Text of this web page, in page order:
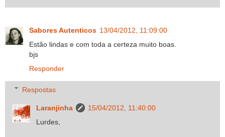
Sabores Autenticos 13/04/2012, 11:09:00
Estão lindas e com toda a certeza muito boas.
bjs
Responder
Respostas
Laranjinha
15/04/2012, 11:40:00
Lurdes,